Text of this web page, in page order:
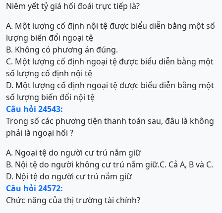
Niêm yết tỷ giá hối đoái trực tiếp là?
A. Một lượng cố định nội tệ được biểu diễn bằng một số
lượng biến đổi ngoại tệ
B. Không có phương án đúng.
C. Một lượng cố định ngoại tệ được biểu diễn bằng một
số lượng cố định nội tệ
D. Một lượng cố định ngoại tệ được biểu diễn bằng một
số lượng biến đổi nội tệ
Câu hỏi 24543:
Trong số các phương tiện thanh toán sau, đâu là không
phải là ngoại hối ?
A. Ngoại tệ do người cư trú nắm giữ
B. Nội tệ do người không cư trú nắm giữ.C. Cả A, B và C.
D. Nội tệ do người cư trú nắm giữ
Câu hỏi 24572:
Chức năng của thị trường tài chính?